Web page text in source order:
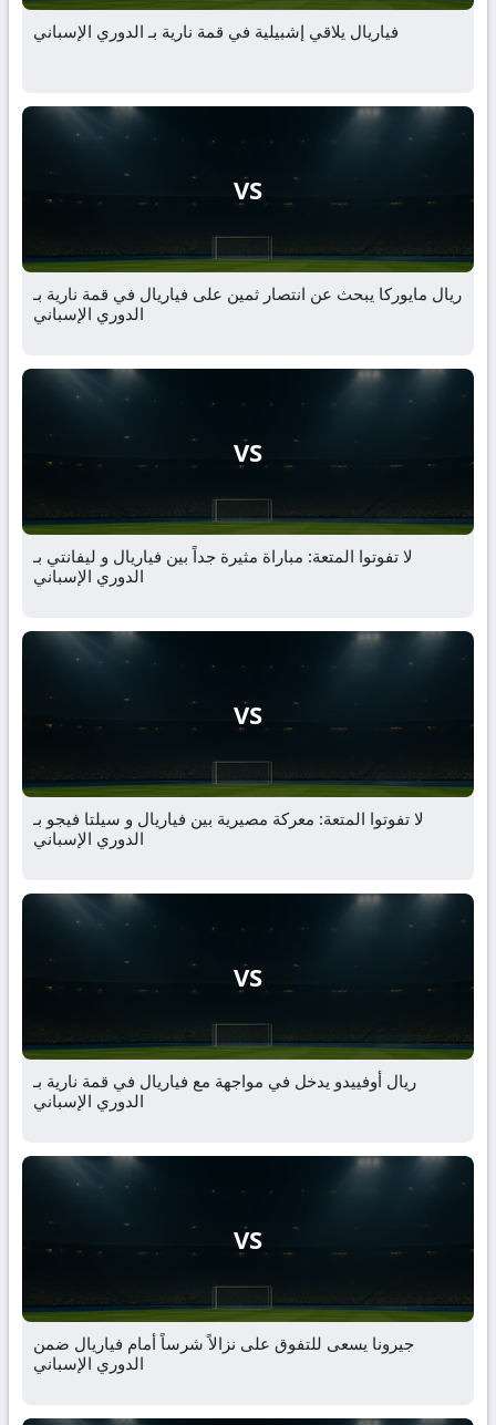
فياريال يلاقي إشبيلية في قمة نارية بـ الدوري الإسباني
VS
ريال مايوركا يبحث عن انتصار ثمين على فياريال في قمة نارية بـ
الدوري الإسباني
VS
لا تفوتوا المتعة: مباراة مثيرة جداً بين فياريال و ليفانتي بـ
الدوري الإسباني
VS
لا تفوتوا المتعة: معركة مصيرية بين فياريال و سيلتا فيجو بـ
الدوري الإسباني
VS
ريال أوفييدو يدخل في مواجهة مع فياريال في قمة نارية بـ
الدوري الإسباني
VS
جيرونا يسعى للتفوق على نزالاً شرساً أمام فياريال ضمن
الدوري الإسباني